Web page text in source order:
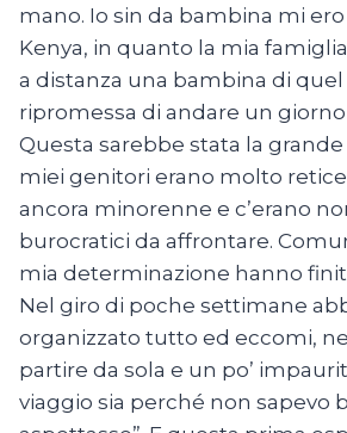
mano. Io sin da bambina mi
Kenya, in quanto la mia
a distanza una bambina di quel
ripromessa di andare un
Questa sarebbe stata la
miei genitori erano molto
ancora minorenne e c’erano
burocratici da affrontare.
mia determinazione hanno
Nel giro di poche settimane
organizzato tutto ed eccomi,
partire da sola e un po’
viaggio sia perché non sapevo